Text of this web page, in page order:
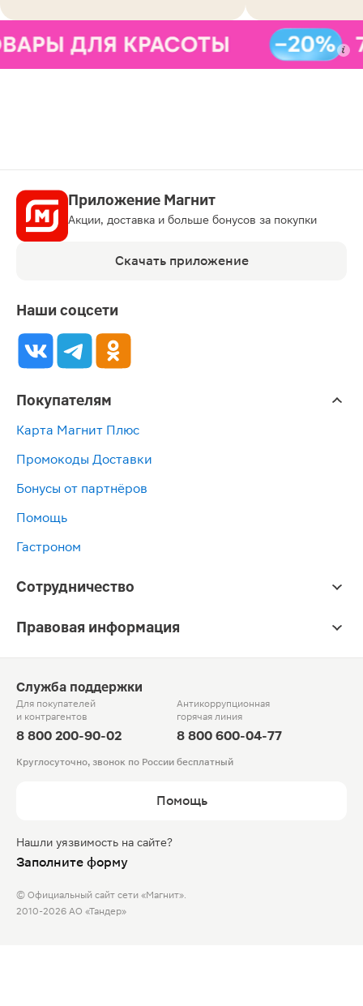
Приложение Магнит
Акции, доставка и больше бонусов за покупки
Скачать приложение
Наши соцсети
Покупателям
Карта Магнит Плюс
Промокоды Доставки
Бонусы от партнёров
Помощь
Гастроном
Сотрудничество
Правовая информация
Служба поддержки
Для покупателей
и контрагентов
8 800 200-90-02
Антикоррупционная
горячая линия
8 800 600-04-77
Круглосуточно, звонок по России бесплатный
Помощь
Нашли уязвимость на сайте?
Заполните форму
© Официальный сайт сети «Магнит».
2010-2026 АО «Тандер»